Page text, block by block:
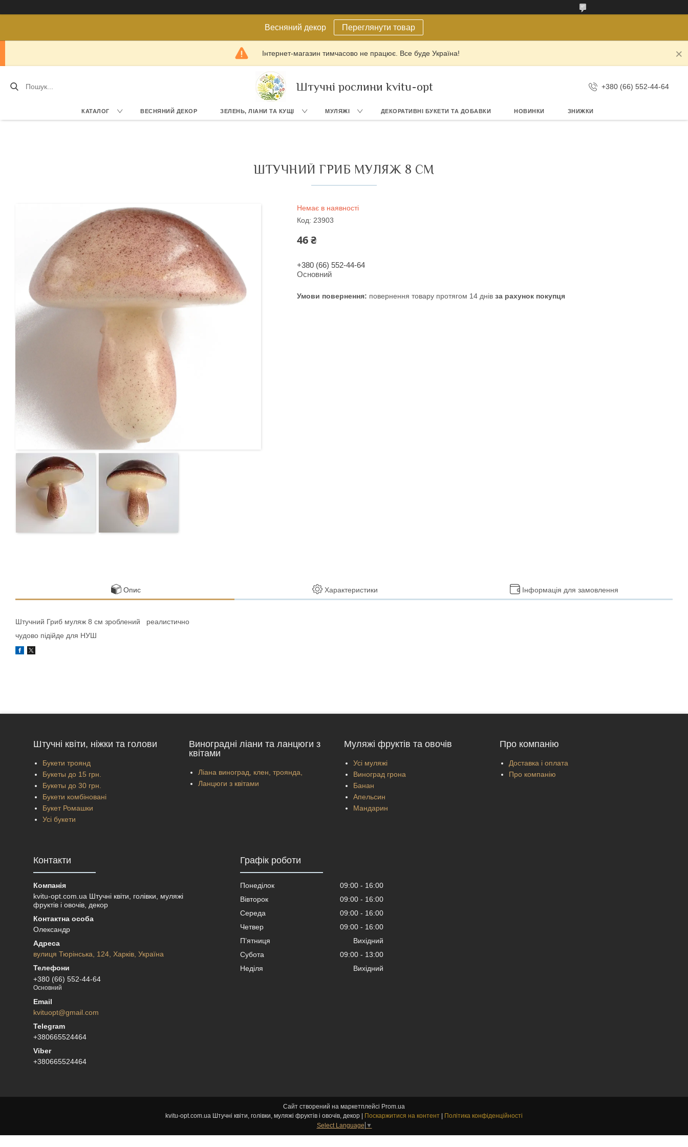
Весняний декор Переглянути товар
Інтернет-магазин тимчасово не працює. Все буде Україна!
Штучні рослини kvitu-opt +380 (66) 552-44-64
КАТАЛОГ ВЕСНЯНИЙ ДЕКОР ЗЕЛЕНЬ, ЛІАНИ ТА КУЩІ МУЛЯЖІ ДЕКОРАТИВНІ БУКЕТИ ТА ДОБАВКИ НОВИНКИ ЗНИЖКИ
ШТУЧНИЙ ГРИБ МУЛЯЖ 8 СМ
Немає в наявності
Код: 23903
46 ₴
+380 (66) 552-44-64
Основний
повернення товару протягом 14 днів за рахунок покупця
Опис Характеристики Інформація для замовлення
Штучний Гриб муляж 8 см зроблений реалистично
чудово підійде для НУШ
Штучні квіти, ніжки та голови
Букети троянд
Букеты до 15 грн.
Букеты до 30 грн.
Букети комбіновані
Букет Ромашки
Усі букети
Виноградні ліани та ланцюги з
квітами
Ліана виноград, клен, троянда,
Ланцюги з квітами
Муляжі фруктів та овочів
Усі муляжі
Виноград грона
Банан
Апельсин
Мандарин
Про компанію
Доставка і оплата
Про компанію
Контакти
kvitu-opt.com.ua Штучні квіти, голівки, муляжі
фруктів і овочів, декор
Олександр
вулиця Тюрінська, 124, Харків, Україна
+380 (66) 552-44-64
Основний
kvituopt@gmail.com
+380665524464
+380665524464
Графік роботи
Понеділок 09:00
16:00
Вівторок
09:00
16:00
Середа
09:00
16:00
Четвер
09:00
16:00
Пʼятниця
Вихідний
Субота
09:00
13:00
Неділя
Вихідний
Сайт створений на маркетплейсі Prom.ua
Поскаржитися на контент
Політика конфіденційності
Select Language ▼